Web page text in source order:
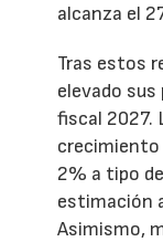
alcanza el
Tras estos
elevado
fiscal 2027.
crecimiento
2% a tipo
estimación
Asimismo,